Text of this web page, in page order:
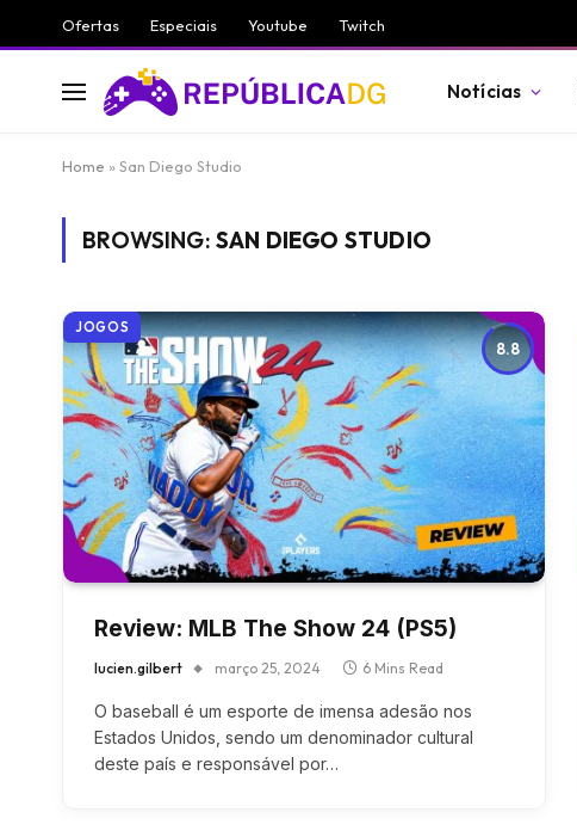
Ofertas Especiais Youtube Twitch
Notícias
Home » San Diego Studio
BROWSING: SAN DIEGO STUDIO
8.8
JOGOS
Review: MLB The Show 24 (PS5)
lucien.gilbert março 25, 2024 6 Mins Read
O baseball é um esporte de imensa adesão nos
Estados Unidos, sendo um denominador cultural
deste país e responsável por…